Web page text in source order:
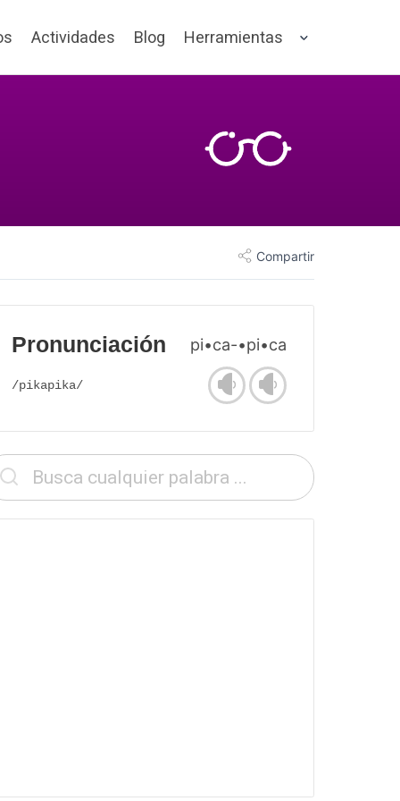
Actividades Blog Herramientas
Compartir
Pronunciación pi•ca-•pi•ca
/pikapika/